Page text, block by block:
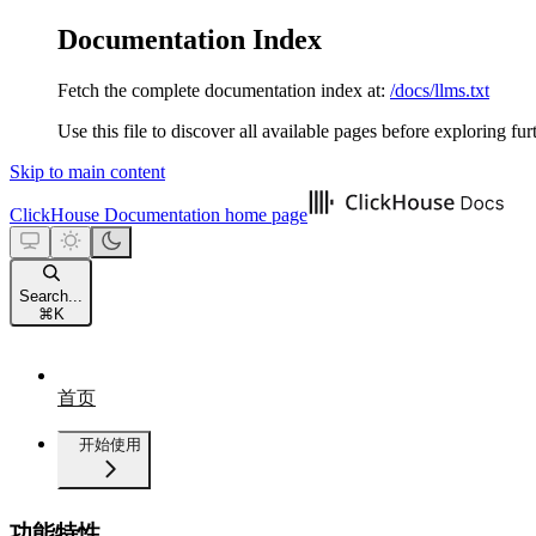
Documentation Index
Fetch the complete documentation index at: /docs/llms.txt
Use this file to discover all available pages before exploring
Skip to main content
ClickHouse Documentation home page
Search...
⌘ K
首页
开始使用